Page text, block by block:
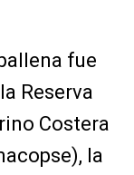
fue
Reserva
Costera
la